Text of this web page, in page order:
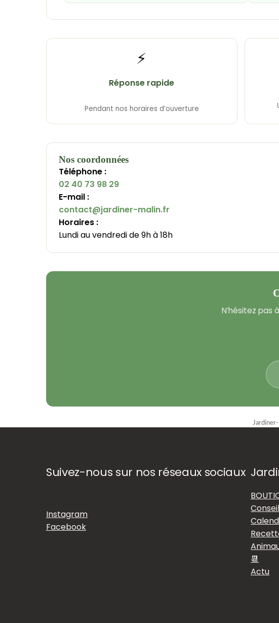
⚡
Réponse rapide
Pendant nos horaires d’ouverture
Nos coordonnées
Téléphone :
02 40 73 98 29
E-mail :
contact@jardiner-malin.fr
Horaires :
Lundi au vendredi de 9h à 18h
N’hésitez pas
Suivez-nous sur nos réseaux sociaux
Instagram
Facebook
📆
Actu